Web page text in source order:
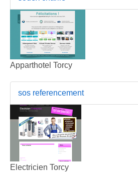
Apparthotel Torcy
sos referencement
Electricien Torcy